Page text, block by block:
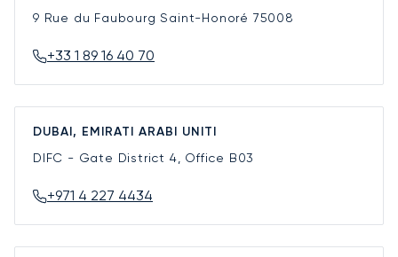
9 Rue du Faubourg Saint-Honoré 75008
+33 1 89 16 40 70
DUBAI, EMIRATI ARABI UNITI
DIFC - Gate District 4, Office B03
+971 4 227 4434